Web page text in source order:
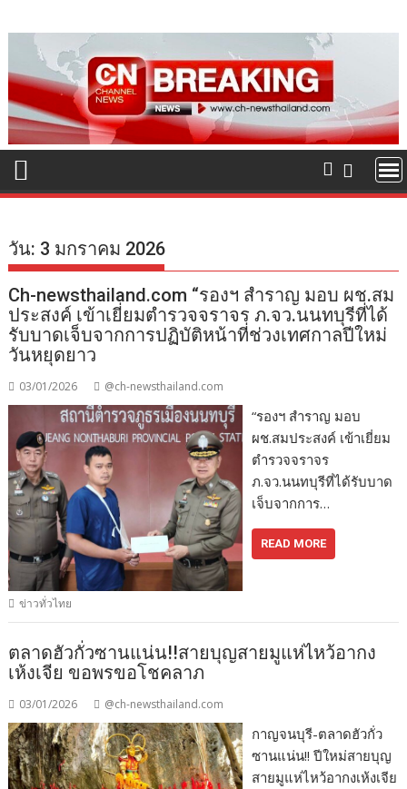
to
content
วัน: 3 มกราคม 2026
Ch-newsthailand.com “รองฯ สำราญ มอบ ผช.สม
ประสงค์ เข้าเยี่ยมตำรวจจราจร ภ.จว.นนทบุรีที่ได้
รับบาดเจ็บจากการปฏิบัติหน้าที่ช่วงเทศกาลปีใหม่
วันหยุดยาว
03/01/2026 @ch-newsthailand.com
“รองฯ สำราญ มอบ
ผช.สมประสงค์ เข้าเยี่ยม
ตำรวจจราจร
ภ.จว.นนทบุรีที่ได้รับบาด
เจ็บจากการ…
READ MORE
ข่าวทั่วไทย
ตลาดฮัวกั่วซานแน่น!!สายบุญสายมูแห่ไหว้อากง
เห้งเจีย ขอพรขอโชคลาภ
03/01/2026 @ch-newsthailand.com
กาญจนบุรี-ตลาดฮัวกั่ว
ซานแน่น!! ปีใหม่สายบุญ
สายมูแห่ไหว้อากงเห้งเจีย